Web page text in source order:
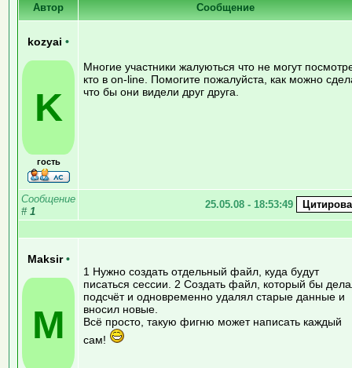
Автор Сообщение
kozyai •
K
гость
Многие участники жалуються что не могут
кто в on-line. Помогите пожалуйста, как можно
что бы они видели друг друга.
Сообщение
# 1
25.05.08 - 18:53:49
Maksir •
M
1 Нужно создать отдельный файл, куда будут
писаться сессии. 2 Создать файл, который бы
подсчёт и одновременно удалял старые данные и
вносил новые.
Всё просто, такую фигню может написать каждый
сам!